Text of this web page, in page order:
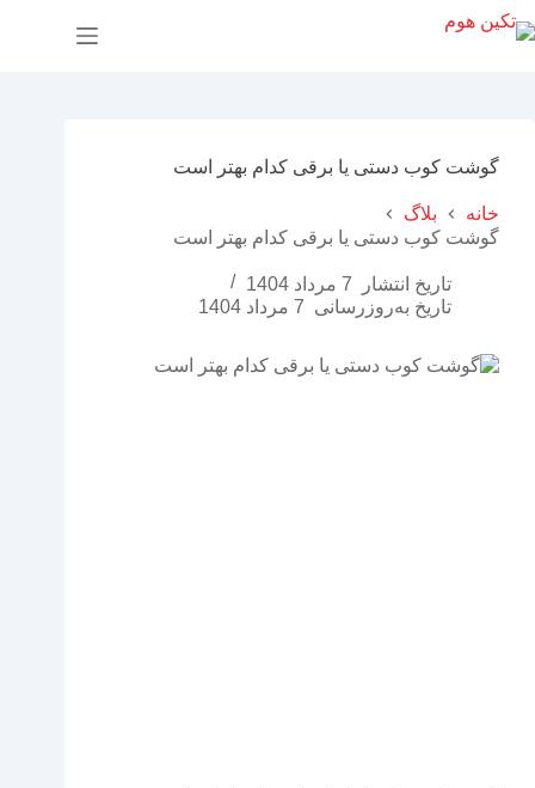
گوشت کوب دستی یا برقی کدام بهتر است
خانه
بلاگ
گوشت کوب دستی یا برقی کدام بهتر است
تاریخ انتشار
7 مرداد 1404
تاریخ به‌روزرسانی 7 مرداد 1404